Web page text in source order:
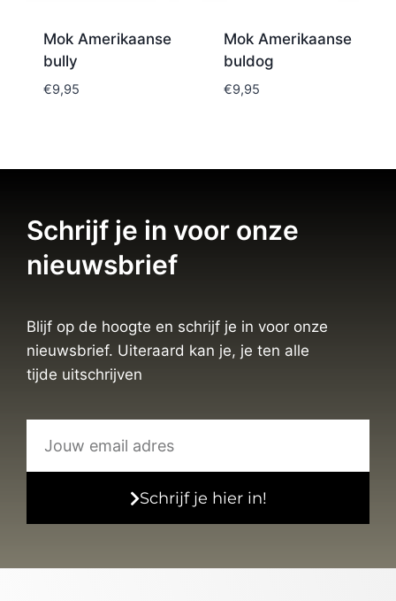
Mok Amerikaanse
bully
€9,95
Mok Amerikaanse
buldog
€9,95
Schrijf je in voor onze
nieuwsbrief
Blijf op de hoogte en schrijf je in voor onze
nieuwsbrief. Uiteraard kan je, je ten alle
tijde uitschrijven
Schrijf je hier in!